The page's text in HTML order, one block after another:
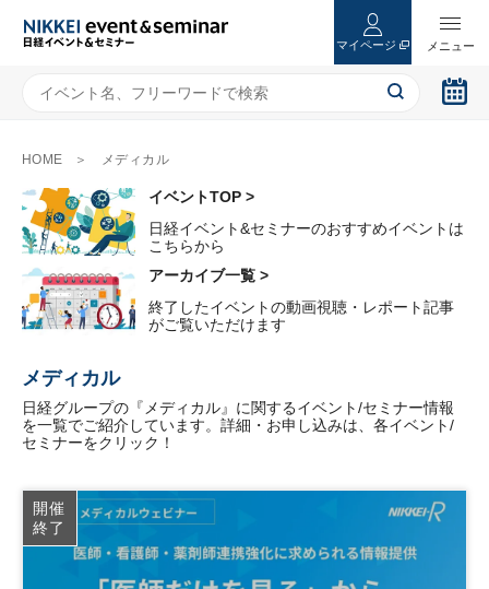
マイページ
HOME メディカル
イベントTOP >
日経イベント&セミナーのおすすめイベントは
こちらから
アーカイブ一覧 >
終了したイベントの動画視聴・レポート記事
がご覧いただけます
メディカル
日経グループの『メディカル』に関するイベント/セミナー情報
を一覧でご紹介しています。詳細・お申し込みは、各イベント/
セミナーをクリック！
開催
終了